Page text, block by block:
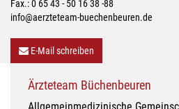
Fax.: 0 65 43 - 50 16 38 -88
info@aerzteteam-buechenbeuren.de
E-Mail schreiben
Ärzteteam Büchenbeuren